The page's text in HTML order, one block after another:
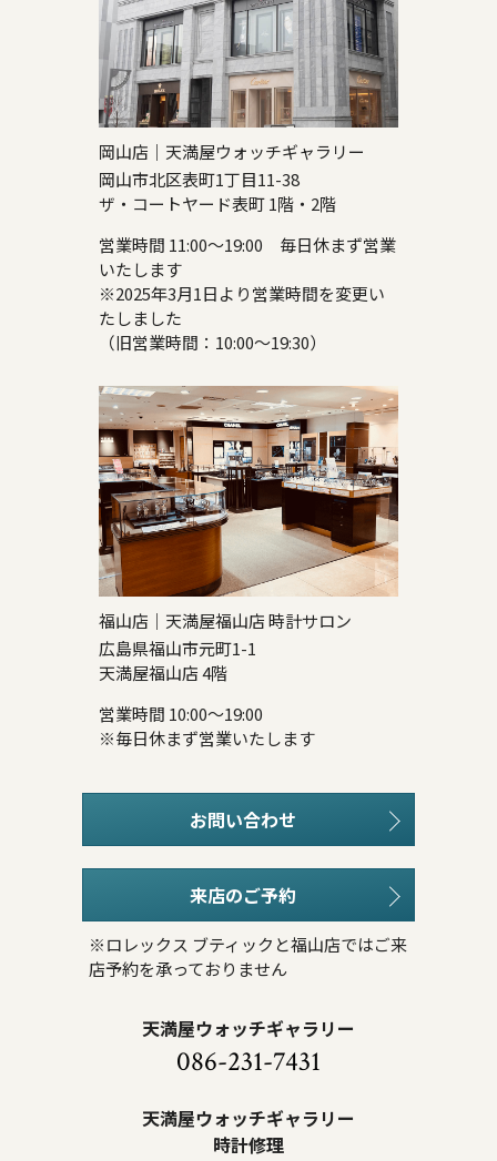
岡山店｜天満屋ウォッチギャラリー
岡山市北区表町1丁目11-38
ザ・コートヤード表町 1階・2階
営業時間 11:00～19:00 毎日休まず営業
いたします
※2025年3月1日より営業時間を変更い
たしました
（旧営業時間：10:00～19:30）
福山店｜天満屋福山店 時計サロン
広島県福山市元町1-1
天満屋福山店 4階
営業時間 10:00～19:00
※毎日休まず営業いたします
お問い合わせ
来店のご予約
※ロレックス ブティックと福山店ではご来
店予約を承っておりません
天満屋ウォッチギャラリー
086-231-7431
天満屋ウォッチギャラリー
時計修理